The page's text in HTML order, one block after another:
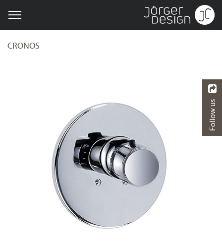
CRONOS
Follow us